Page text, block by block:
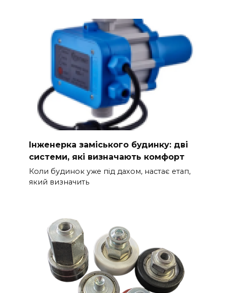
Інженерка заміського будинку: дві
системи, які визначають комфорт
Коли будинок уже під дахом, настає етап,
який визначить